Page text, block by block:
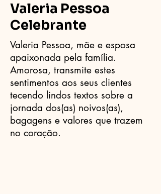
Valeria Pessoa
Celebrante
Valeria Pessoa, mãe e esposa
apaixonada pela família.
Amorosa, transmite estes
sentimentos aos seus clientes
tecendo lindos textos sobre a
jornada dos(as) noivos(as),
bagagens e valores que trazem
no coração.